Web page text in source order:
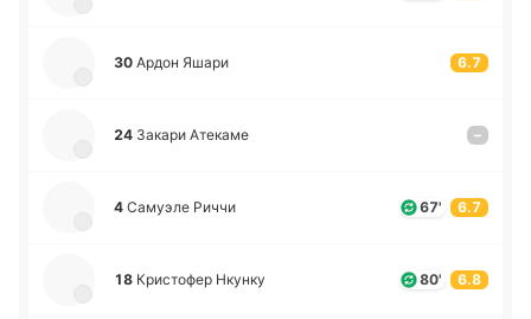
30 Ардон Яшари 6.7
24 Закари Ате­ка­ме –
4 Са­муэ­ле Риччи 67' 6.7
18 Кри­сто­фер Нкунку 80' 6.8